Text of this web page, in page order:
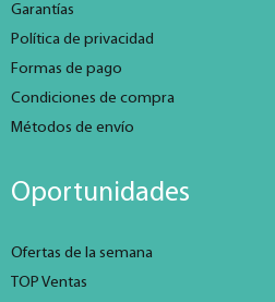
Garantías
Política de privacidad
Formas de pago
Condiciones de compra
Métodos de envío
Oportunidades
Ofertas de la semana
TOP Ventas